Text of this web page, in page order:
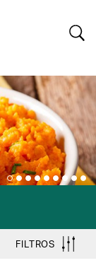
FILTROS